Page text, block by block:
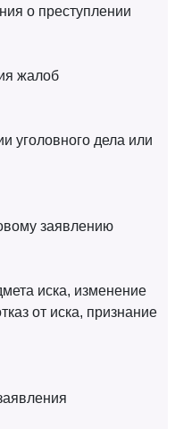
о преступлении
жалоб
уголовного дела или
заявлению
иска, изменение
от иска, признание